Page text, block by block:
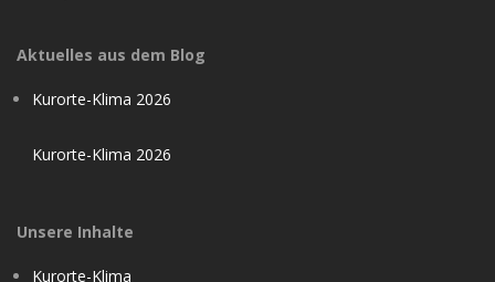
Aktuelles aus dem Blog
Kurorte-Klima 2026
Kurorte-Klima 2026
Unsere Inhalte
Kurorte-Klima